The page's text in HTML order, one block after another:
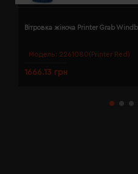
Модель: 2261080(Printer Red)
Вітровка жіноча Printer Grab
1666.13 грн